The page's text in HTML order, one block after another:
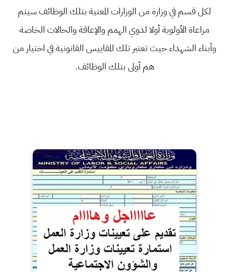
لكل قسم في وزارة من الوزارات المعنية بتلك الوظائف سيتم
مراعاة الأولوية أولا لذوي الهمم والإعاقة والحالات الخاصة
وأبناء الشهداء حيث تعتبر تلك المقاييس القانونية في اختيار من
هم أولى بتلك الوظائف.